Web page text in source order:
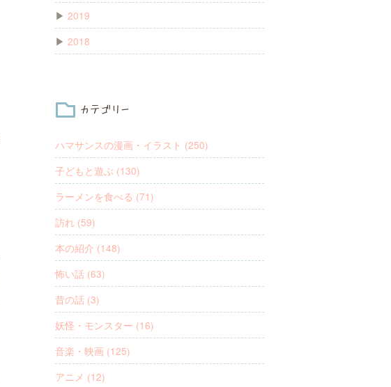
▶ 2019
▶ 2018
カテゴリー
ハマサンスの漫画・イラスト (250)
子どもと遊ぶ (130)
ラーメンを食べる (71)
訪れ (59)
本の紹介 (148)
怖い話 (63)
昔の話 (3)
妖怪・モンスター (16)
音楽・映画 (125)
アニメ (12)